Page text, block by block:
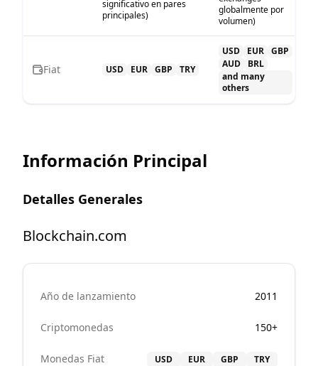
significativo en pares
principales)
globalmente por
volumen)
Fiat USD EUR GBP TRY
USD EUR GBP
AUD
BRL
and many
others
Información Principal
Detalles Generales
Blockchain.com
Año de lanzamiento 2011
Criptomonedas 150+
Monedas Fiat USD EUR GBP TRY